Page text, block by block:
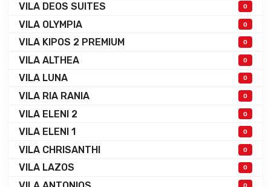
VILA DEOS SUITES 0
VILA OLYMPIA 0
VILA KIPOS 2 PREMIUM 0
VILA ALTHEA 0
VILA LUNA 0
VILA RIA RANIA 0
VILA ELENI 2 0
VILA ELENI 1 0
VILA CHRISANTHI 0
VILA LAZOS 0
0